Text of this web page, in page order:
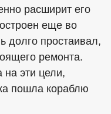
расширит его
еще во
долго простаивал,
ремонта.
эти цели,
пошла кораблю